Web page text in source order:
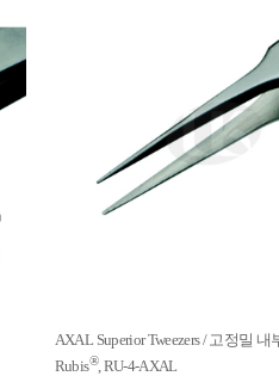
AXAL Superior Tweezers / 고정밀
Rubis®, RU-4-AXAL